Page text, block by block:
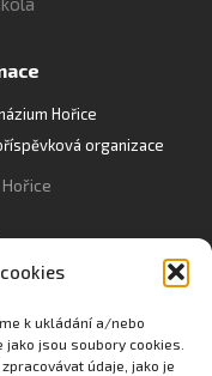
k ukládání a/nebo
jsou soubory cookies.
údaje, jako je
Hořice
organizace
022